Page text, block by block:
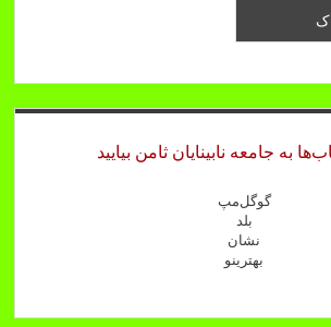
به جامعه نابینایان ثامن بیایید
گوگل‌مپ
بلد
نشان
بهترینو